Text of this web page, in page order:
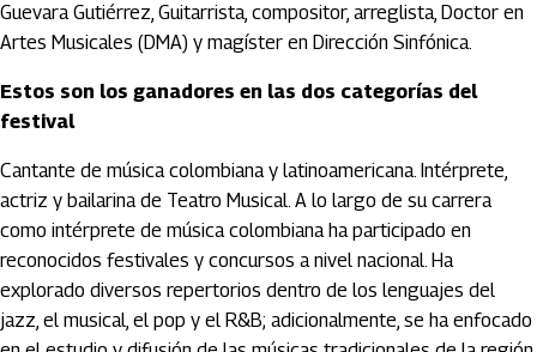
Guevara Gutiérrez, Guitarrista, compositor, arreglista, Doctor en
Artes Musicales (DMA) y magíster en Dirección Sinfónica.
Estos son los ganadores en las dos categorías del
festival
Cantante de música colombiana y latinoamericana. Intérprete,
actriz y bailarina de Teatro Musical. A lo largo de su carrera
como intérprete de música colombiana ha participado en
reconocidos festivales y concursos a nivel nacional. Ha
explorado diversos repertorios dentro de los lenguajes del
jazz, el musical, el pop y el R&B; adicionalmente, se ha enfocado